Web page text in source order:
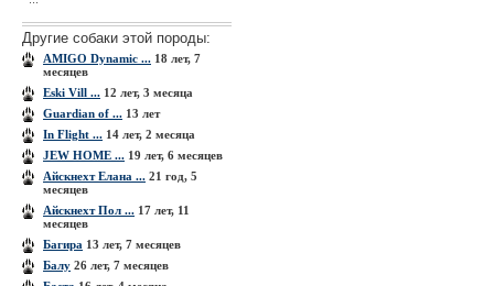
Другие собаки этой породы:
AMIGO Dynamic ... 18 лет, 7
месяцев
Eski Vill ... 12 лет, 3 месяца
Guardian of ... 13 лет
In Flight ... 14 лет, 2 месяца
JEW HOME ... 19 лет, 6 месяцев
Айскнехт Елана ... 21 год, 5
месяцев
Айскнехт Пол ... 17 лет, 11
месяцев
Багира 13 лет, 7 месяцев
Балу 26 лет, 7 месяцев